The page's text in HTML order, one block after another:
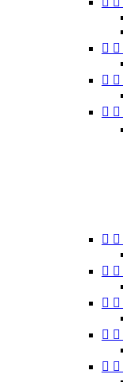
 
 
 
 
 
 
 
 